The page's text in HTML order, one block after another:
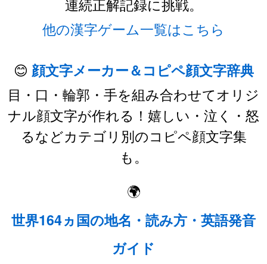
他の漢字ゲーム一覧はこちら
😊 顔文字メーカー＆コピペ顔文字辞典
目・口・輪郭・手を組み合わせてオリジ
ナル顔文字が作れる！嬉しい・泣く・怒
るなどカテゴリ別のコピペ顔文字集
も。
🌍
世界164ヵ国の地名・読み方・英語発音
ガイド